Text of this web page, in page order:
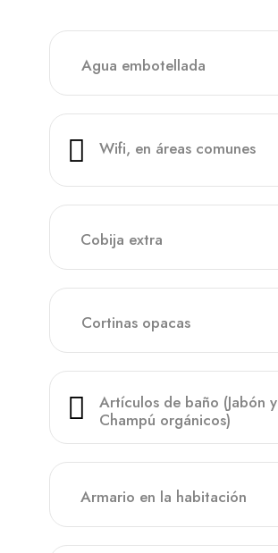
Agua embotellada
Wifi, en áreas comunes
Cobija extra
Cortinas opacas
Artículos de baño (Jabón y
Champú orgánicos)
Armario en la habitación